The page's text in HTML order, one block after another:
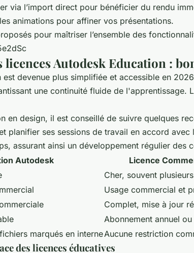
via l’import direct pour bénéficier du rendu
animations pour affiner vos présentations.
pour maîtriser l’ensemble des
licences Autodesk Education :
devenue plus simplifiée et accessible en
une continuité fluide de
en design, il est conseillé de suivre quelques
planifier ses sessions de travail en accord
assurant ainsi un développement régulier des
Autodesk
Licence
Cher, souvent
Usage commercial et
Complet, mise à jour
Abonnement annuel
marqués en interneAucune restriction
des licences éducatives